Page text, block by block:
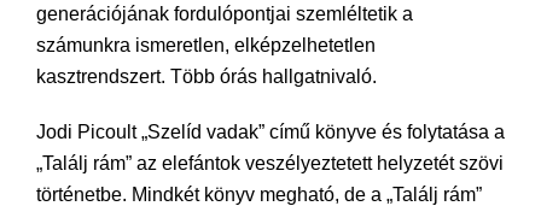
generációjának fordulópontjai szemléltetik a
számunkra ismeretlen, elképzelhetetlen
kasztrendszert. Több órás hallgatnivaló.
Jodi Picoult „Szelíd vadak” című könyve és folytatása a
„Találj rám” az elefántok veszélyeztetett helyzetét szövi
történetbe. Mindkét könyv megható, de a „Találj rám”